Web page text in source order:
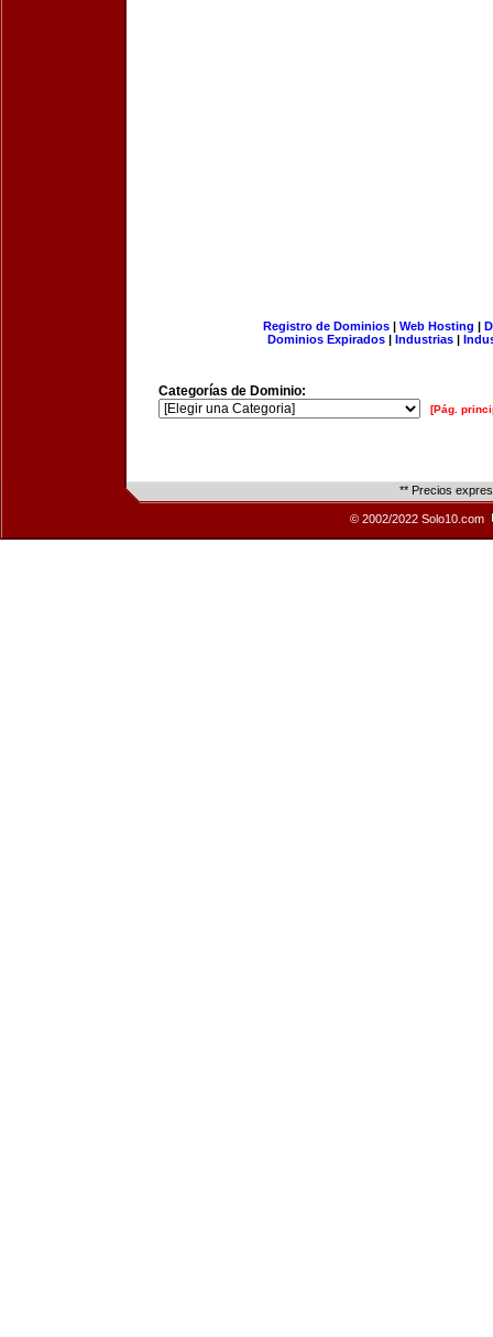
Registro de Dominios| Web Hosting |
Dominios Expirados | Industrias |
Categorías de Dominio:
[Pág.
** Precios
© 2002/2022 Solo10.com